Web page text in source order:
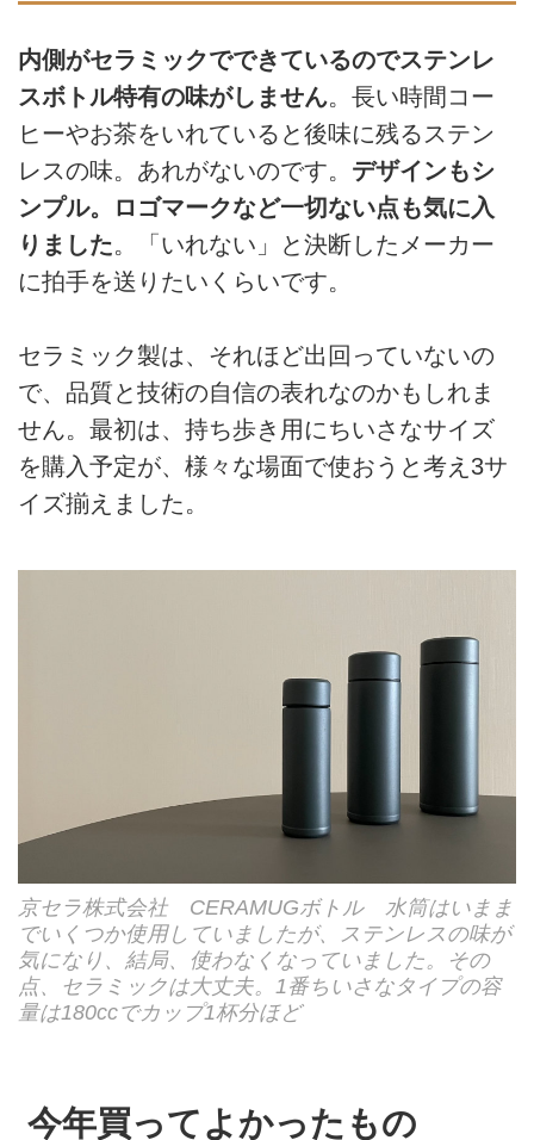
内側がセラミックでできているのでステンレ
スボトル特有の味がしません。長い時間コー
ヒーやお茶をいれていると後味に残るステン
レスの味。あれがないのです。 デザインもシ
ンプル。ロゴマークなど一切ない点も気に入
りました。「いれない」と決断したメーカー
に拍手を送りたいくらいです。
セラミック製は、それほど出回っていないの
で、品質と技術の自信の表れなのかもしれま
せん。最初は、持ち歩き用にちいさなサイズ
を購入予定が、様々な場面で使おうと考え3サ
イズ揃えました。
京セラ株式会社 CERAMUGボトル 水筒はいまま
でいくつか使用していましたが、ステンレスの味が
気になり、結局、使わなくなっていました。その
点、セラミックは大丈夫。1番ちいさなタイプの容
量は180ccでカップ1杯分ほど
今年買ってよかったもの